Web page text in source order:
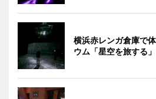
横浜赤レンガ倉庫で
ウム「星空を旅する